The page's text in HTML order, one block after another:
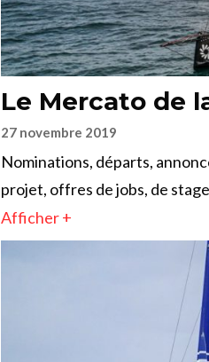
Le Mercato de
27 novembre 2019
Nominations, départs,
projet, offres de jobs, de
Afficher +